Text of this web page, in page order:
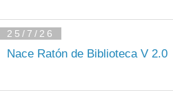
25/7/26
Nace Ratón de Biblioteca V 2.0